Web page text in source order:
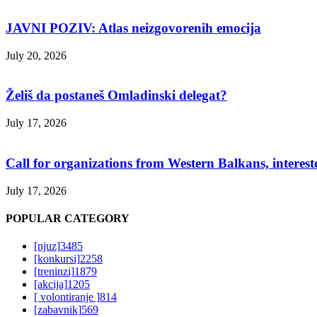
JAVNI POZIV: Atlas neizgovorenih emocija
July 20, 2026
Želiš da postaneš Omladinski delegat?
July 17, 2026
Call for organizations from Western Balkans,
July 17, 2026
POPULAR CATEGORY
[njuz]3485
[konkursi]2258
[treninzi]1879
[akcija]1205
[ volontiranje ]814
[zabavnik]569